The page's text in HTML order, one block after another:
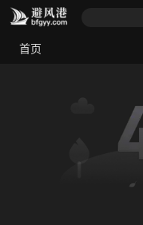
首页